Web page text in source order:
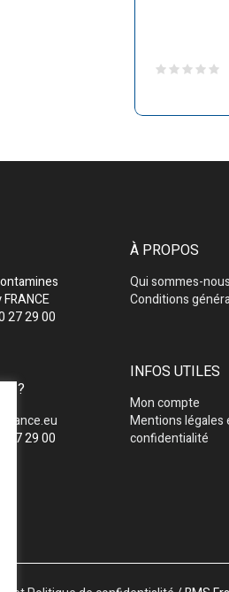
27 29 00
?
27 29 00
À PROPOS
Qui sommes-
Conditions
INFOS UTILES
Mon compte
Mentions légales
confidentialité